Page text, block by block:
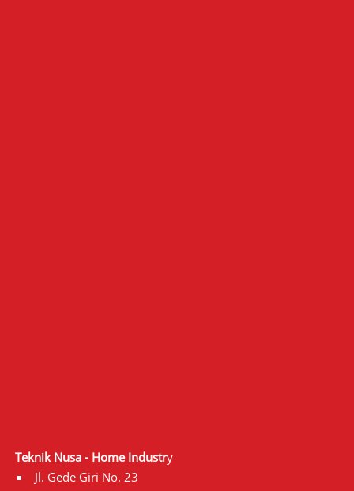
Teknik Nusa - Home Industry
Jl. Gede Giri No. 23